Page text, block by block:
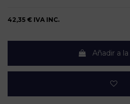
42,35 € IVA INC.
Añadir a